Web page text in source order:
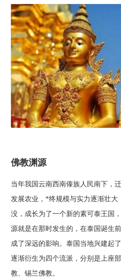
佛教渊源
当年我国云南西南傣族人民南下，
发展农业，*终规模与实力逐渐壮大
没，成长为了一个新的素可泰王国
源就是在那时发生的，在泰国诞生
成了深远的影响。泰国当地兴建起
逐渐衍生为四个流派，分别是上座
教、锡兰佛教。